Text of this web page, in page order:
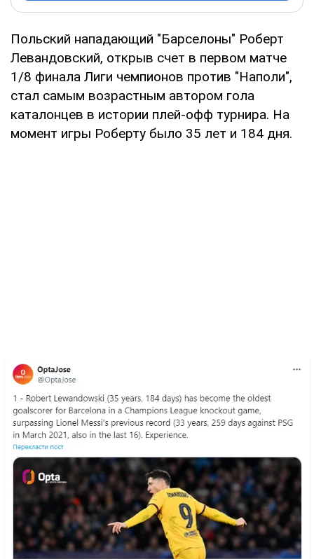
Польский нападающий "Барселоны" Роберт
Левандовский, открыв счет в первом матче
1/8 финала Лиги чемпионов против "Наполи",
стал самым возрастным автором гола
каталонцев в истории плей-офф турнира. На
момент игры Роберту было 35 лет и 184 дня.